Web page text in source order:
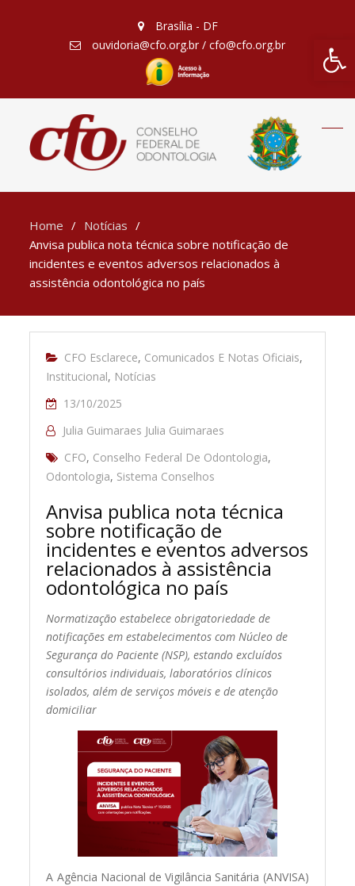
Barra
Brasília - DF
ouvidoria@cfo.org.br / cfo@cfo.org.br
Home
Notícias
Anvisa publica nota técnica sobre notificação de
incidentes e eventos adversos relacionados à
assistência odontológica no país
CFO Esclarece, Comunicados E Notas Oficiais,
Institucional, Notícias
13/10/2025
Julia Guimaraes Julia Guimaraes
CFO, Conselho Federal De Odontologia,
Odontologia, Sistema Conselhos
Anvisa publica nota técnica
sobre notificação de
incidentes e eventos adversos
relacionados à assistência
odontológica no país
Normatização estabelece obrigatoriedade de
notificações em estabelecimentos com Núcleo de
Segurança do Paciente (NSP), estando excluídos
consultórios individuais, laboratórios clínicos
isolados, além de serviços móveis e de atenção
domiciliar
A Agência Nacional de Vigilância Sanitária (ANVISA)